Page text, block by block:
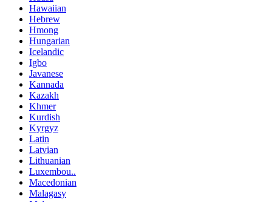
Hawaiian
Hebrew
Hmong
Hungarian
Icelandic
Igbo
Javanese
Kannada
Kazakh
Khmer
Kurdish
Kyrgyz
Latin
Latvian
Lithuanian
Luxembou..
Macedonian
Malagasy